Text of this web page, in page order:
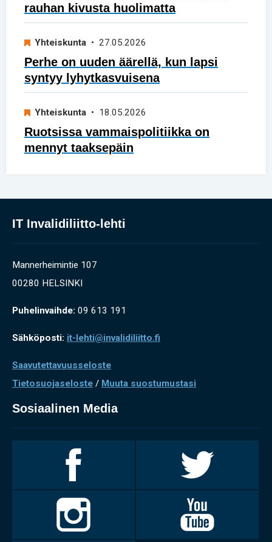
rauhan kivusta huolimatta
Yhteiskunta • 27.05.2026
Perhe on uuden äärellä, kun lapsi
syntyy lyhytkasvuisena
Yhteiskunta • 18.05.2026
Ruotsissa vammaispolitiikka on
mennyt taaksepäin
IT Invalidiliitto-lehti
Mannerheimintie 107
00280 HELSINKI
Puhelinvaihde: 09 613 191
Sähköposti: it-lehti@invalidiliitto.fi
Saavutettavuusseloste
Tietosuojaseloste / Muuta suostumustasi
Sosiaalinen Media
Facebookissa
Twitterissä
Invalidiliitto
Instagramissa
Youtubessa